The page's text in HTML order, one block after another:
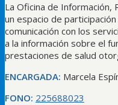
La Oficina de Información,
un espacio de
comunicación con los
a la información sobre el
prestaciones de salud
ENCARGADA: Marcela
FONO: 225688023